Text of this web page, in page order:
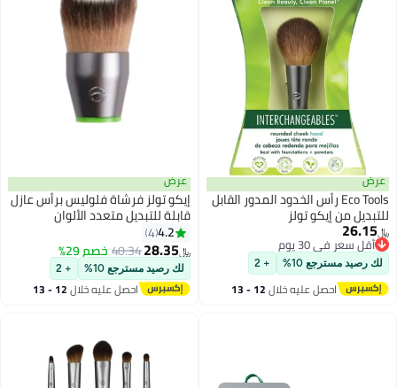
عرض
Eco Tools رأس الخدود المدور القابل
للتبديل من إيكو تولز
﷼‏26.15
أقل سعر في 30 يوم
أقل سعر في 30 يوم
لك رصيد مسترجع 10% + 2
احصل عليه خلال 12 - 13
عرض
إيكو تولز فرشاة فلوليس برأس عازل
قابلة للتبديل متعدد الألوان
4.2
4
﷼‏28.35
40.34 خصم 29%
لك رصيد مسترجع 10% + 2
احصل عليه خلال 12 - 13